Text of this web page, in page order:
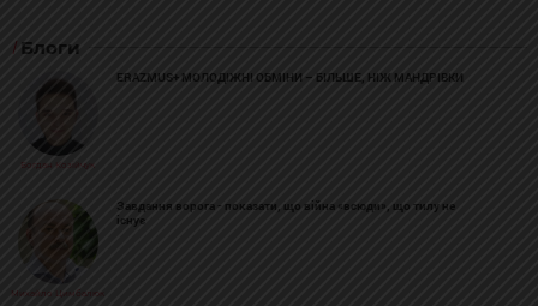
Блоги
Богдан Козійчук
ERAZMUS+ МОЛОДІЖНІ ОБМІНИ – БІЛЬШЕ, НІЖ МАНДРІВКИ
Михайло Цимбалюк
Завдання ворога - показати, що війна «всюди», що тилу не
існує